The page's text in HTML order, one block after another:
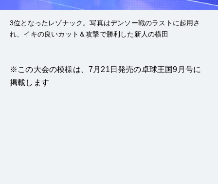
3位となったレゾナック。写真はデンソー戦のラストに起用さ
れ、イキの良いカット＆攻撃で勝利した新人の横田
※この大会の模様は、7月21日発売の卓球王国9月号に
掲載します